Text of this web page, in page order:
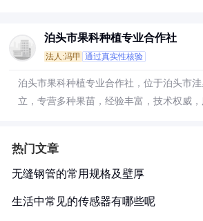
泊头市果科种植专业合作社
法人:冯甲 通过真实性核验
泊头市果科种植专业合作社，位于泊头市
立，专营多种果苗，经验丰富，技术权威，
热门文章
无缝钢管的常用规格及壁厚
生活中常见的传感器有哪些呢